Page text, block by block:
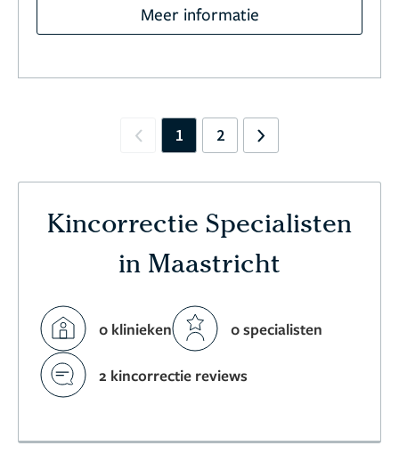
Meer informatie
Previous
1 2 Next
Kincorrectie Specialisten
in Maastricht
0 klinieken 0 specialisten
2 kincorrectie reviews